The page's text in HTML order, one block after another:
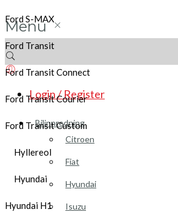
Menu
Login / Register
Bilinnredning
Citroen
Fiat
Hyundai
Isuzu
Ford S-MAX
Ford Transit
Ford Transit Connect
Ford Transit Courier
Ford Transit Custom
Hyllereol
Hyundai
Hyundai H1